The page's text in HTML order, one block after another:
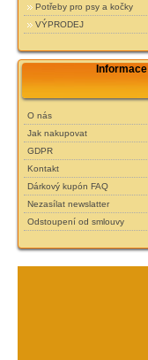
Potřeby pro psy a kočky
VÝPRODEJ
Informace
O nás
Jak nakupovat
GDPR
Kontakt
Dárkový kupón FAQ
Nezasílat newslatter
Odstoupení od smlouvy